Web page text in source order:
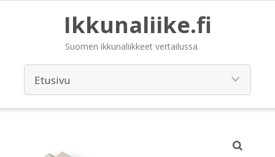
Ikkunaliike.fi
Suomen ikkunaliikkeet vertailussa